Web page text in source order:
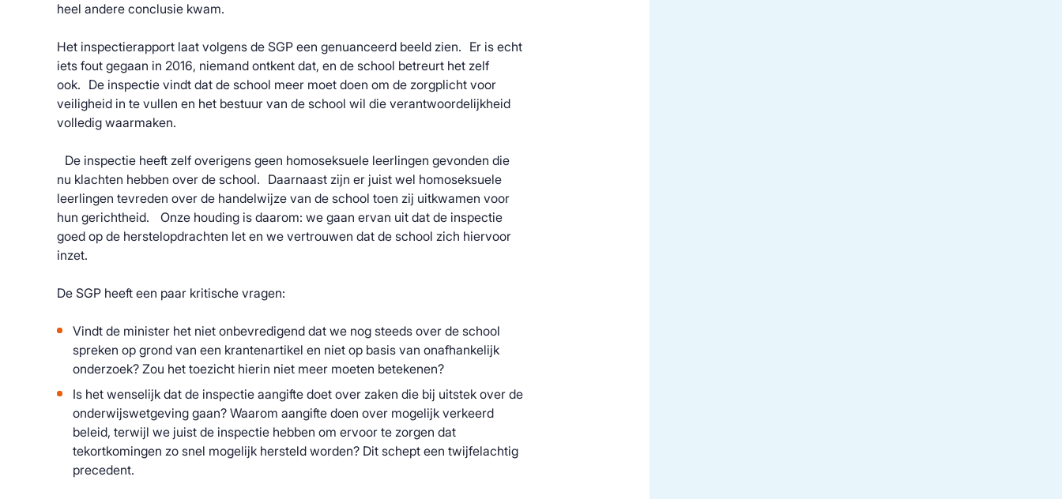
heel andere conclusie kwam.
Het inspectierapport laat volgens de SGP een genuanceerd beeld zien. Er is echt
iets fout gegaan in 2016, niemand ontkent dat, en de school betreurt het zelf
ook. De inspectie vindt dat de school meer moet doen om de zorgplicht voor
veiligheid in te vullen en het bestuur van de school wil die verantwoordelijkheid
volledig waarmaken.
De inspectie heeft zelf overigens geen homoseksuele leerlingen gevonden die
nu klachten hebben over de school. Daarnaast zijn er juist wel homoseksuele
leerlingen tevreden over de handelwijze van de school toen zij uitkwamen voor
hun gerichtheid. Onze houding is daarom: we gaan ervan uit dat de inspectie
goed op de herstelopdrachten let en we vertrouwen dat de school zich hiervoor
inzet.
De SGP heeft een paar kritische vragen:
Vindt de minister het niet onbevredigend dat we nog steeds over de school
spreken op grond van een krantenartikel en niet op basis van onafhankelijk
onderzoek? Zou het toezicht hierin niet meer moeten betekenen?
Is het wenselijk dat de inspectie aangifte doet over zaken die bij uitstek over de
onderwijswetgeving gaan? Waarom aangifte doen over mogelijk verkeerd
beleid, terwijl we juist de inspectie hebben om ervoor te zorgen dat
tekortkomingen zo snel mogelijk hersteld worden? Dit schept een twijfelachtig
precedent.